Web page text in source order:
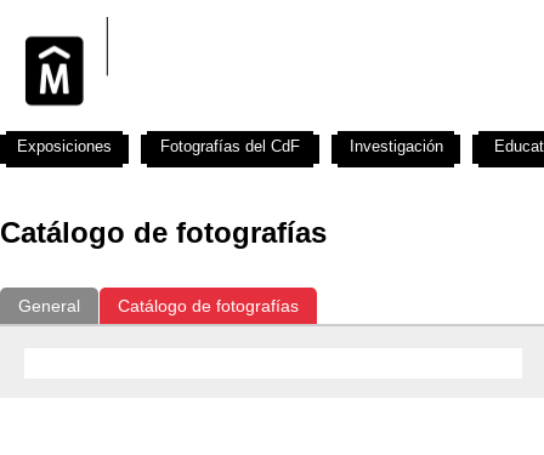
Catálogo de fotografías
General Catálogo de fotografías
Exposiciones Fotografías del CdF Investigación